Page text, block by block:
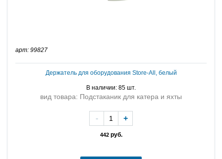
арт: 99827
Держатель для оборудования Store-All, белый
В наличии: 85 шт.
вид товара: Подстаканик для катера и яхты
442руб.
- +